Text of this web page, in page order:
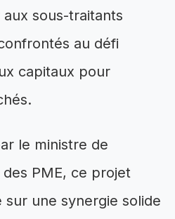
sous-traitants
au défi
capitaux pour
le ministre de
PME, ce projet
une synergie solide